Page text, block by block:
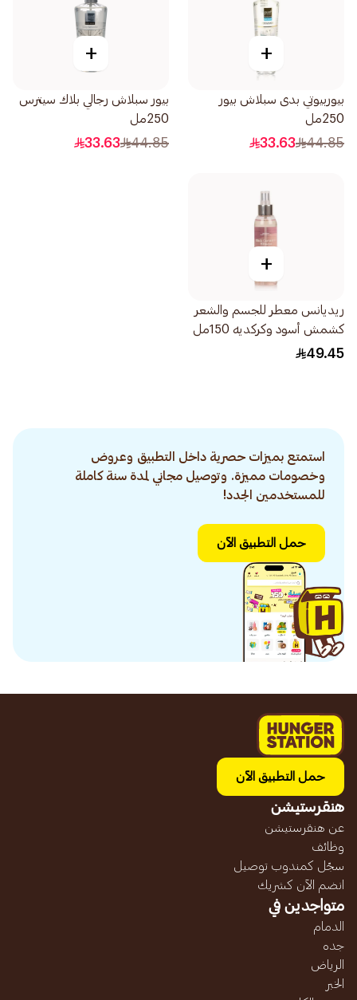
+
بيوربيوتي بدى سبلاش بيور
250مل
44.85
33.63
+
بيور سبلاش رجالي بلاك سيترس
250مل
44.85
33.63
+
ريديانس معطر للجسم والشعر
كشمش أسود وكركديه 150مل
49.45
استمتع بميزات حصرية داخل التطبيق وعروض
وخصومات مميزة. وتوصيل مجاني لمدة سنة كاملة
للمستخدمين الجدد!
حمل التطبيق الآن
حمل التطبيق الآن
هنقرستيشن
عن هنقرستيشن
وظائف
سجّل كمندوب توصيل
انضم الآن كشريك
متواجدين في
الدمام
جده
الرياض
الخبر